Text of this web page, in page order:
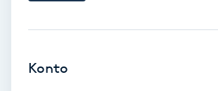
Tandläkare
Konto